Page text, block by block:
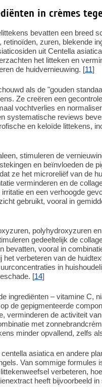
in crèmes
bevatten een breed
zuren, blekende
uit Centella
het litteken en
de huidvernieuwing. [11]
als de "gouden
Ze creëren een
vochtverlies en
systematische reviews
en keloïde littekens,
stimuleren de
en beïnvloeden de
ze het microreliëf van de
verminderen en de
en een verhoogde
gebruikt, vooral in
polyhydroxyzuren
gedeeltelijk de
bevatten, vooral in
het verbeteren van de
in
[14]
ingrediënten – vitamine C,
de gepigmenteerde
verminderen de activiteit
met
minder opvallend, zelfs
asiatica en andere
Van sommige formules
verbeteren,
heeft bijvoorbeeld